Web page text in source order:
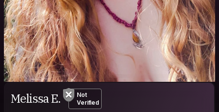
Melissa E.
Not
Verified